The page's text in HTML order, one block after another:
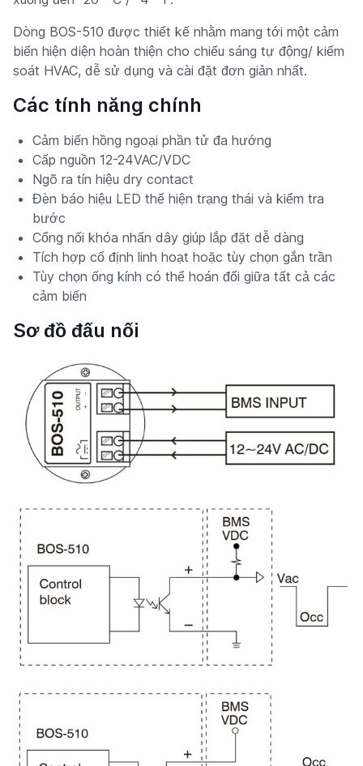
Dòng BOS-510 được thiết kế nhằm mang tới một cảm
biến hiện diện hoàn thiện cho chiếu sáng tự động/ kiếm
soát HVAC, dễ sử dụng và cài đặt đơn giản nhất.
Các tính năng chính
Cảm biến hồng ngoại phần tử đa hướng
Cấp nguồn 12-24VAC/VDC
Ngõ ra tín hiệu dry contact
Đèn báo hiệu LED thể hiện trạng thái và kiểm tra
bước
Cổng nối khóa nhấn dây giúp lắp đặt dễ dàng
Tích hợp cố định linh hoạt hoặc tùy chọn gắn trần
Tùy chọn ống kính có thể hoán đổi giữa tất cả các
cảm biến
Sơ đồ đấu nối